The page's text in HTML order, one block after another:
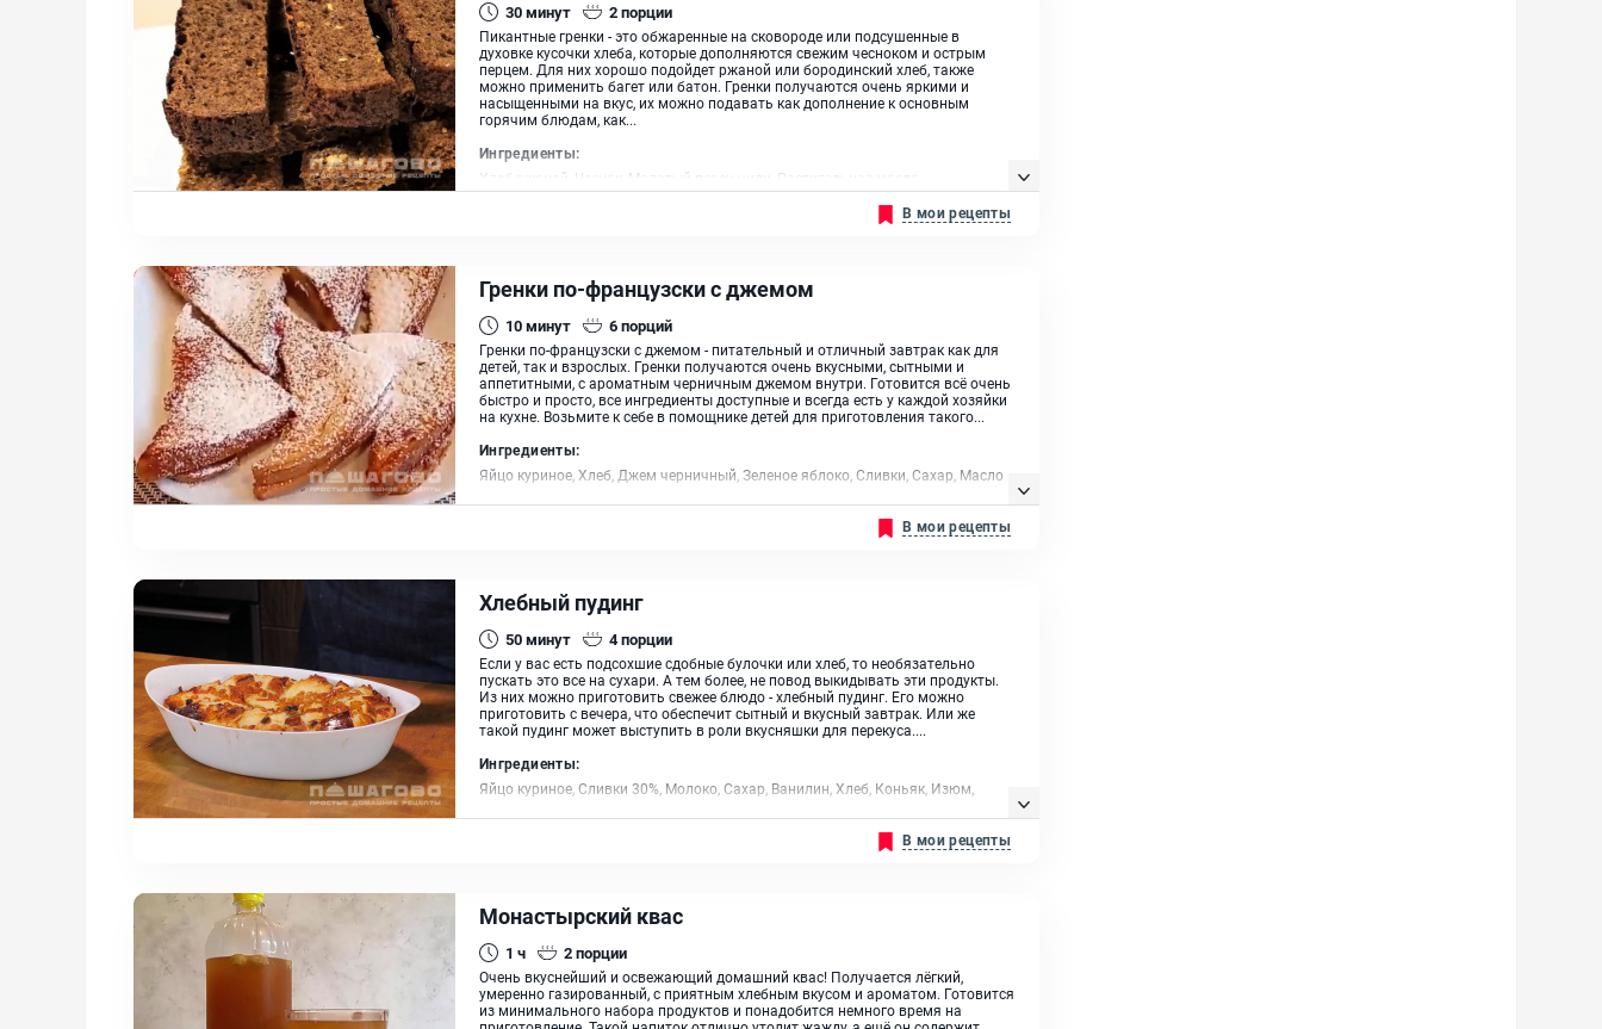
30минут 2порции
Пикантные гренки - это обжаренные на сковороде или подсушенные в
духовке кусочки хлеба, которые дополняются свежим чесноком и острым
перцем. Для них хорошо подойдет ржаной или бородинский хлеб, также
можно применить багет или батон. Гренки получаются очень яркими и
насыщенными на вкус, их можно подавать как дополнение к основным
горячим блюдам, как...
Ингредиенты:
Хлеб ржаной, Чеснок, Молотый перец чили, Растительное масло
В мои рецепты
Гренки по-французски с джемом
10минут 6порций
Гренки по-французски с джемом - питательный и отличный завтрак как для
детей, так и взрослых. Гренки получаются очень вкусными, сытными и
аппетитными, с ароматным черничным джемом внутри. Готовится всё очень
быстро и просто, все ингредиенты доступные и всегда есть у каждой хозяйки
на кухне. Возьмите к себе в помощнике детей для приготовления такого...
Ингредиенты:
Яйцо куриное, Хлеб, Джем черничный, Зеленое яблоко, Сливки, Сахар, Масло
В мои рецепты
Хлебный пудинг
50минут 4порции
Если у вас есть подсохшие сдобные булочки или хлеб, то необязательно
пускать это все на сухари. А тем более, не повод выкидывать эти продукты.
Из них можно приготовить свежее блюдо - хлебный пудинг. Его можно
приготовить с вечера, что обеспечит сытный и вкусный завтрак. Или же
такой пудинг может выступить в роли вкусняшки для перекуса....
Ингредиенты:
Яйцо куриное, Сливки 30%, Молоко, Сахар, Ванилин, Хлеб, Коньяк, Изюм,
В мои рецепты
Монастырский квас
1 ч 2порции
Очень вкуснейший и освежающий домашний квас! Получается лёгкий,
умеренно газированный, с приятным хлебным вкусом и ароматом. Готовится
из минимального набора продуктов и понадобится немного время на